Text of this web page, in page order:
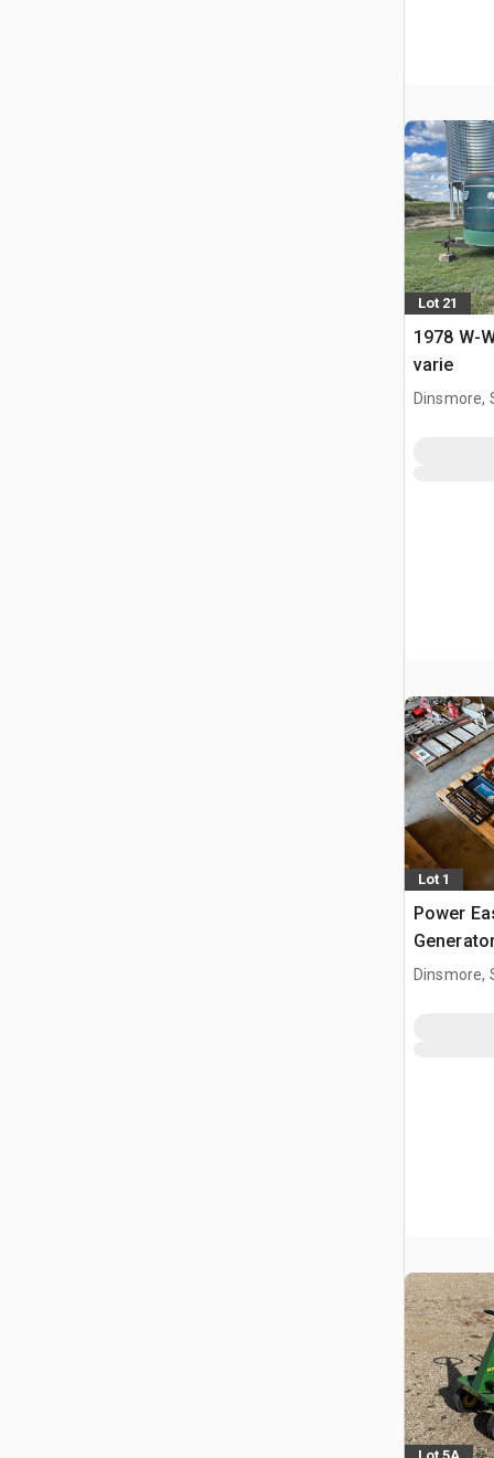
Lot 21
1978 W-
varie
Dinsmore,
Lot 1
Power Ease VI 3000
Dinsmore,